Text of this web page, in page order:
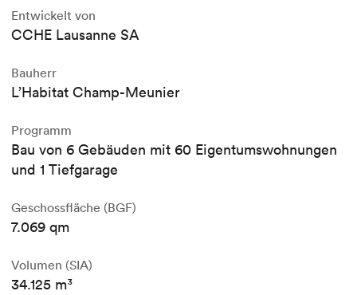
Entwickelt von
CCHE Lausanne SA
Bauherr
L’Habitat Champ-Meunier
Programm
Bau von 6 Gebäuden mit 60 Eigentumswohnungen
und 1 Tiefgarage
Geschossfläche (BGF)
7.069 qm
Volumen (SIA)
34.125 m³